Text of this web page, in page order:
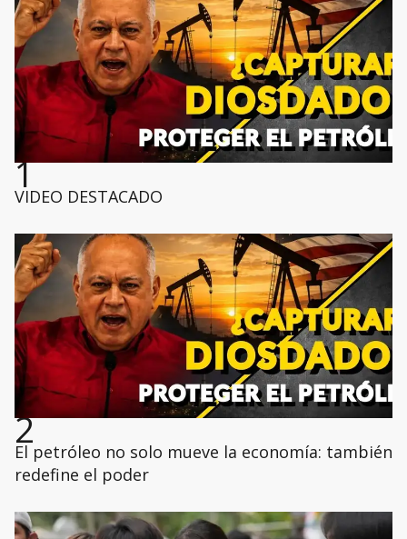
1
VIDEO DESTACADO
2
El petróleo no solo mueve la economía: también
redefine el poder